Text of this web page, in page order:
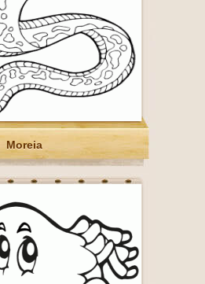
Moreia